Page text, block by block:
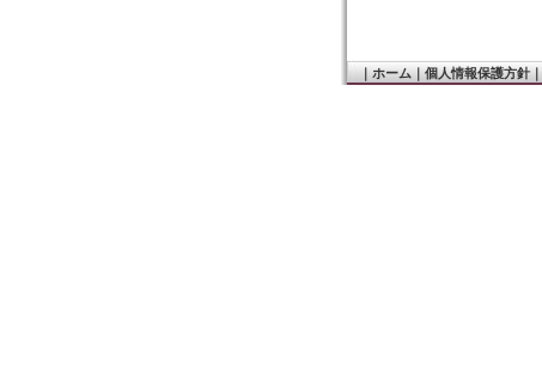
ホーム｜ 個人情報保護方針｜